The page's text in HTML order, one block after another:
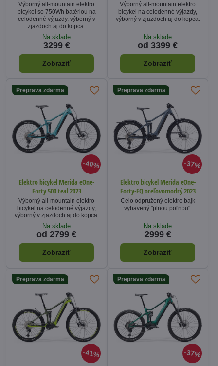
Výborný all-mountain elektro
bicykel so 750Wh batériou na
celodenné výjazdy, výborný v
zjazdoch aj do kopca.
Na sklade
3299 €
Zobraziť
Výborný all-mountain elektro
bicykel na celodenné výjazdy,
výborný v zjazdoch aj do kopca.
Na sklade
od 3399 €
Zobraziť
40%
Preprava zdarma
Elektro bicykel Merida eOne-
Forty 500 teal 2023
Výborný all-mountain elektro
bicykel na celodenné výjazdy,
výborný v zjazdoch aj do kopca.
Na sklade
od 2799 €
Zobraziť
37%
Preprava zdarma
Elektro bicykel Merida eOne-
Forty-EQ oceľovomodrý 2023
Celo odpružený elektro bajk
vybavený "plnou poľnou".
Na sklade
2999 €
Zobraziť
41%
Preprava zdarma
37%
Preprava zdarma